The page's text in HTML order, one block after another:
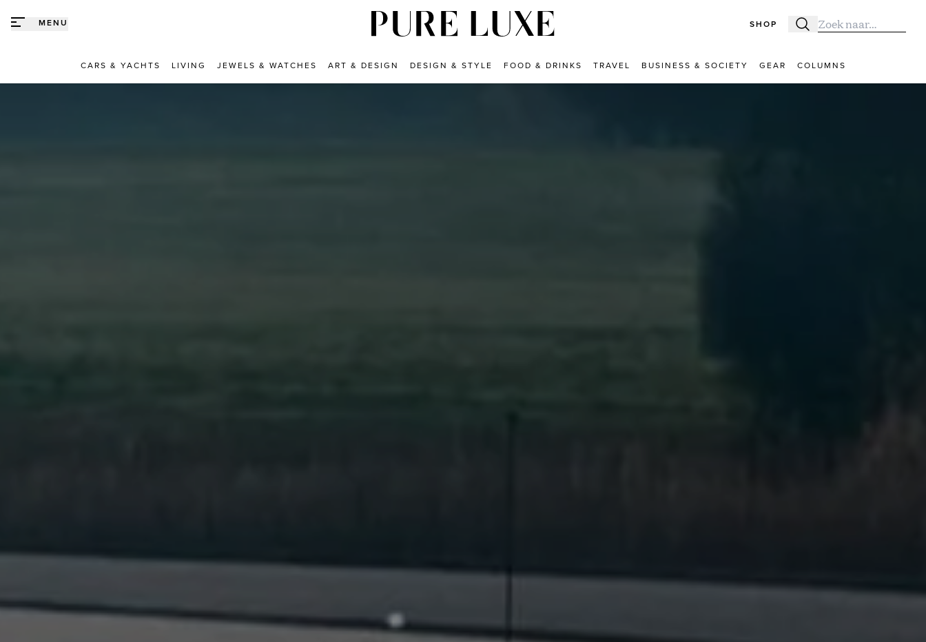
MENU SHOP Zoeken
Zoek naar:
CARS & YACHTS LIVING JEWELS & WATCHES ART & DESIGN DESIGN & STYLE FOOD & DRINKS TRAVEL BUSINESS & SOCIETY GEAR COLUMNS